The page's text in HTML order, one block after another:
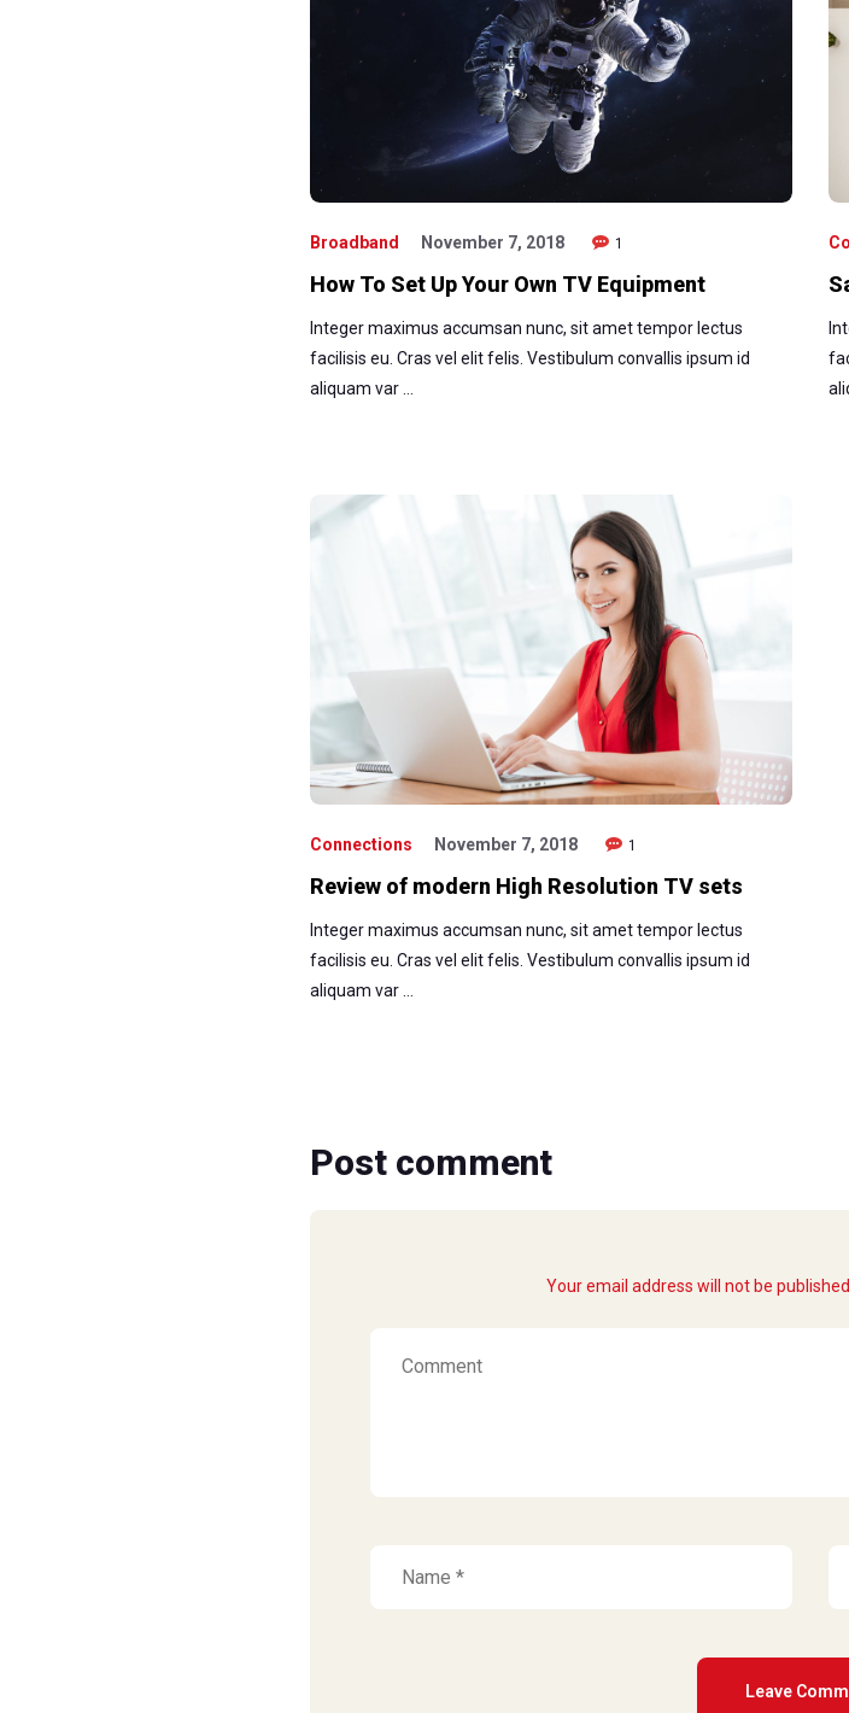
Broadband November 7, 2018 1
How To Set Up Your Own TV Equipment
Integer maximus accumsan nunc, sit amet tempor lectus
facilisis eu. Cras vel elit felis. Vestibulum convallis ipsum id
aliquam var …
Connections November 7, 2018 1
Review of modern High Resolution TV sets
Integer maximus accumsan nunc, sit amet tempor lectus
facilisis eu. Cras vel elit felis. Vestibulum convallis ipsum id
aliquam var …
Post comment
Your email address will not be